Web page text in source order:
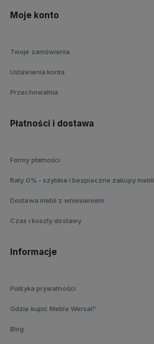
Moje konto
Twoje zamówienia
Ustawienia konta
Przechowalnia
Płatności i dostawa
Formy płatności
Raty 0% - szybkie i bezpieczne zakupy mebli
Dostawa mebli z wniesieniem
Czas i koszty dostawy
Informacje
Polityka prywatności
Gdzie kupić Meble Wersal?
Blog